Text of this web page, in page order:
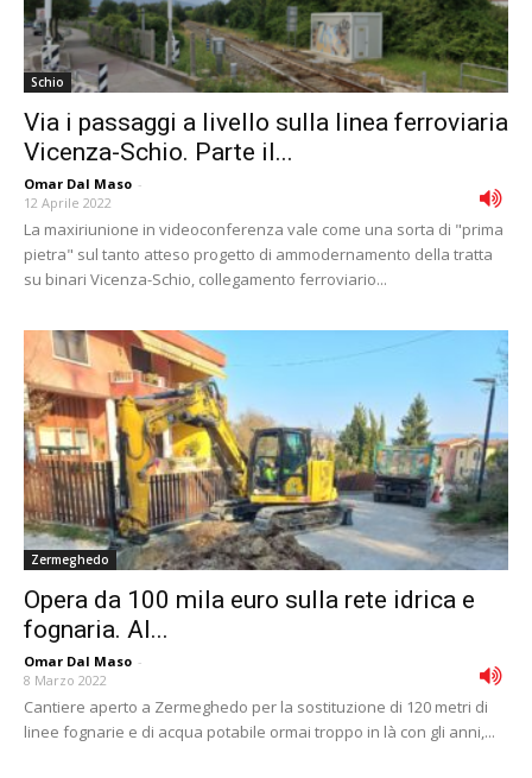
Schio
Via i passaggi a livello sulla linea ferroviaria
Vicenza-Schio. Parte il...
Omar Dal Maso -
12 Aprile 2022
La maxiriunione in videoconferenza vale come una sorta di "prima
pietra" sul tanto atteso progetto di ammodernamento della tratta
su binari Vicenza-Schio, collegamento ferroviario...
Zermeghedo
Opera da 100 mila euro sulla rete idrica e
fognaria. Al...
Omar Dal Maso -
8 Marzo 2022
Cantiere aperto a Zermeghedo per la sostituzione di 120 metri di
linee fognarie e di acqua potabile ormai troppo in là con gli anni,...